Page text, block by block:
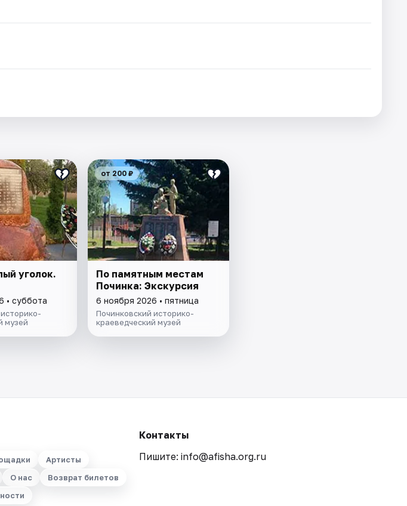
уголок.
• суббота
музей
от 200 ₽
По памятным местам
Починка: Экскурсия
6 ноября 2026 • пятница
Починковский историко-
краеведческий музей
Артисты
О нас
Возврат билетов
Контакты
Пишите: info@afisha.org.ru